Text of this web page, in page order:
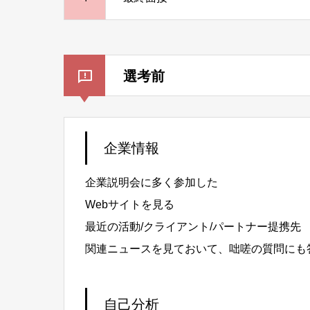
選考前
企業情報
企業説明会に多く参加した
Webサイトを見る
最近の活動/クライアント/パートナー提携先
関連ニュースを見ておいて、咄嗟の質問に
自己分析